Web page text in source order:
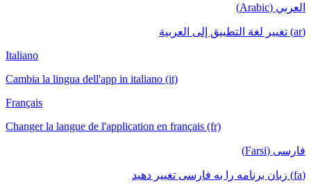
العربي (Arabic)
(ar) تغيير لغة التطبيق إلى العربية
Italiano
Cambia la lingua dell'app in italiano (it)
Français
Changer la langue de l'application en français (fr)
فارسی (Farsi)
(fa) زبان برنامه را به فارسی تغییر دهید